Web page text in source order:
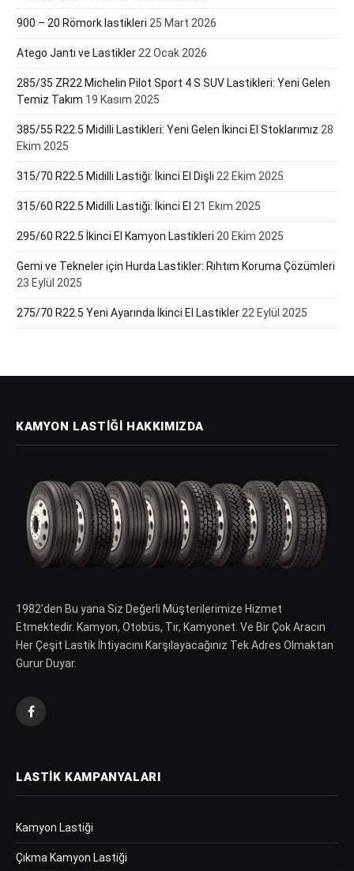
900 – 20 Römork lastikleri 25 Mart 2026
Atego Jantı ve Lastikler 22 Ocak 2026
285/35 ZR22 Michelin Pilot Sport 4 S SUV Lastikleri: Yeni Gelen
Temiz Takım 19 Kasım 2025
385/55 R22.5 Midilli Lastikleri: Yeni Gelen İkinci El Stoklarımız 28
Ekim 2025
315/70 R22.5 Midilli Lastiği: İkinci El Dişli 22 Ekim 2025
315/60 R22.5 Midilli Lastiği: İkinci El 21 Ekim 2025
295/60 R22.5 İkinci El Kamyon Lastikleri 20 Ekim 2025
Gemi ve Tekneler için Hurda Lastikler: Rıhtım Koruma Çözümleri
23 Eylül 2025
275/70 R22.5 Yeni Ayarında İkinci El Lastikler 22 Eylül 2025
KAMYON LASTIĞI HAKKIMIZDA
1982′den Bu yana Siz Değerli Müşterilerimize Hizmet
Etmektedir. Kamyon, Otobüs, Tır, Kamyonet. Ve Bir Çok Aracın
Her Çeşit Lastik İhtiyacını Karşılayacağınız Tek Adres Olmaktan
Gurur Duyar.
Facebook
LASTIK KAMPANYALARI
Kamyon Lastiği
Çıkma Kamyon Lastiği